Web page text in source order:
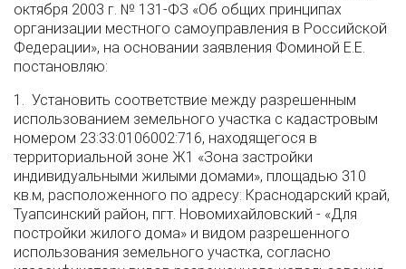
октября 2003 г. № 131-ФЗ «Об общих принципах
организации местного самоуправления в Российской
Федерации», на основании заявления Фоминой Е.Е.
постановляю:
1. Установить соответствие между разрешенным
использованием земельного участка с кадастровым
номером 23:33:0106002:716, находящегося в
территориальной зоне Ж1 «Зона застройки
индивидуальными жилыми домами», площадью 310
кв.м, расположенного по адресу: Краснодарский край,
Туапсинский район, пгт. Новомихайловский - «Для
постройки жилого дома» и видом разрешенного
использования земельного участка, согласно